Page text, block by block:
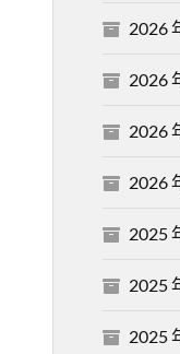
2026
2026
2026
2026
2025
2025
2025